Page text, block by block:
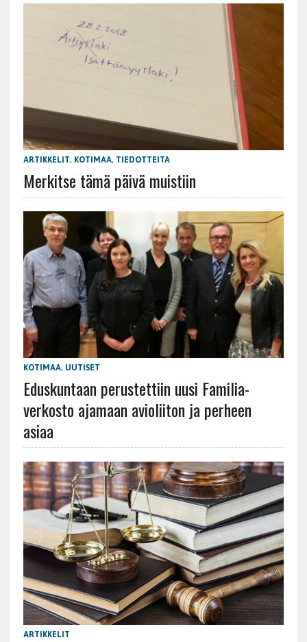
ARTIKKELIT, KOTIMAA, TIEDOTTEITA
Merkitse tämä päivä muistiin
KOTIMAA, UUTISET
Eduskuntaan perustettiin uusi Familia-
verkosto ajamaan avioliiton ja perheen
asiaa
ARTIKKELIT